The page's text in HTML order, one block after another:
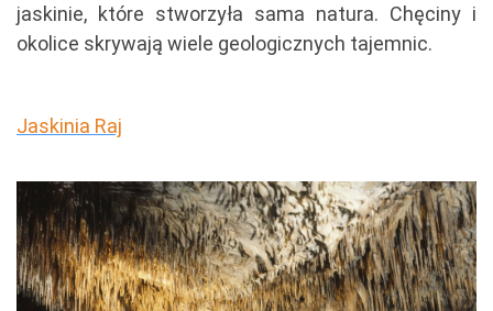
jaskinie, które stworzyła sama natura. Chęciny i
okolice skrywają wiele geologicznych tajemnic.
Jaskinia Raj